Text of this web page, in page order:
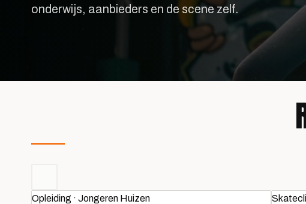
onderwijs, aanbieders en de scene zelf.
Opleiding · Jongeren Huizen